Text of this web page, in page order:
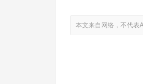
本文来自网络，不代表